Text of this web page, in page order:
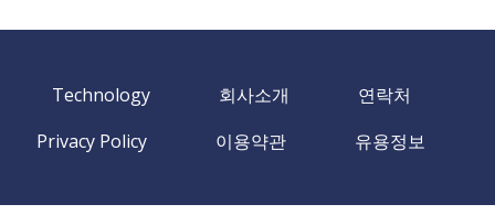
Technology 회사소개
연락처
Privacy Policy
이용약관 유용정보